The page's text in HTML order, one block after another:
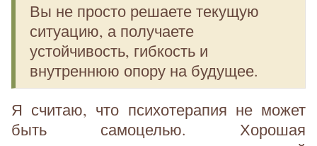
Вы не просто решаете текущую
ситуацию, а получаете
устойчивость, гибкость и
внутреннюю опору на будущее.
Я считаю, что психотерапия не может
быть самоцелью. Хорошая